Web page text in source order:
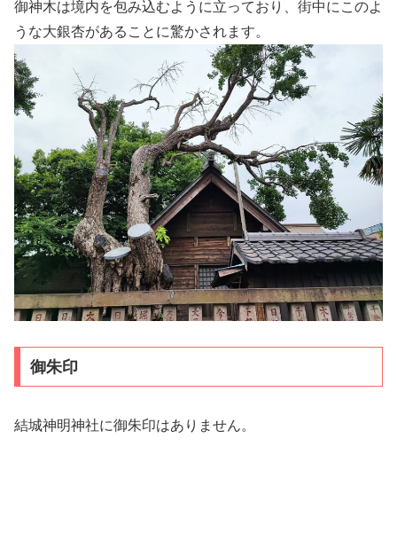
御神木は境内を包み込むように立っており、街中にこのよ
うな大銀杏があることに驚かされます。
御朱印
結城神明神社に御朱印はありません。